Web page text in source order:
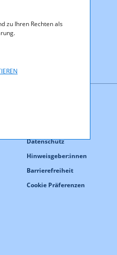
zu Ihren Rechten als
Datenschutz
Hinweisgeber:innen
Barrierefreiheit
Cookie Präferenzen